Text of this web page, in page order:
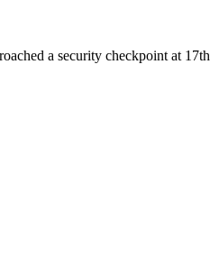
a security checkpoint at 17th